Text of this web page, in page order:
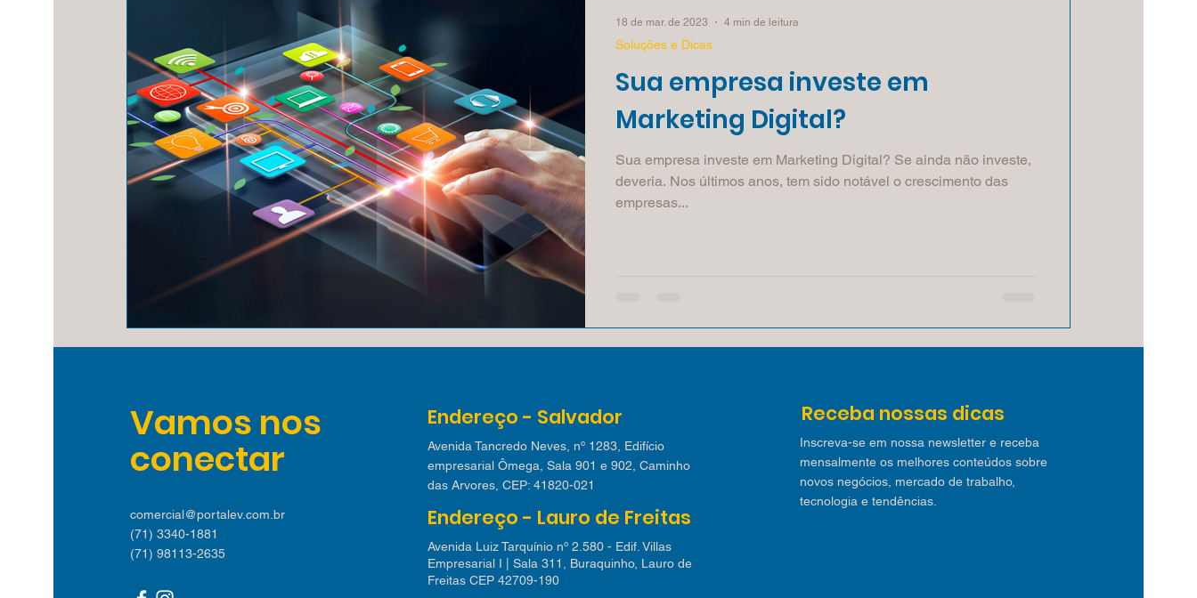
Sua empresa investe em
Marketing Digital?
Sua empresa investe em Marketing Digital? Se ainda não investe,
deveria. Nos últimos anos, tem sido notável o crescimento das
empresas...
Soluções e Dicas
18 de mar. de 2023 4 min de leitura
Vamos nos
conectar
comercial@portalev.com.br
(71) 3340-1881
(71) 98113-2635
Endereço - Salvador
Avenida Tancredo Neves, nº 1283, Edifício
empresarial Ômega, Sala 901 e 902, Caminho
das Arvores, CEP: 41820-021
Endereço - Lauro de Freitas
Avenida Luiz Tarquínio nº 2.580 - Edif. Villas
Empresarial I | Sala 311, Buraquinho, Lauro de
Freitas CEP 42709-190​
Receba nossas dicas
Inscreva-se em nossa newsletter e receba
mensalmente os melhores conteúdos sobre
novos negócios, mercado de trabalho,
tecnologia e tendências.